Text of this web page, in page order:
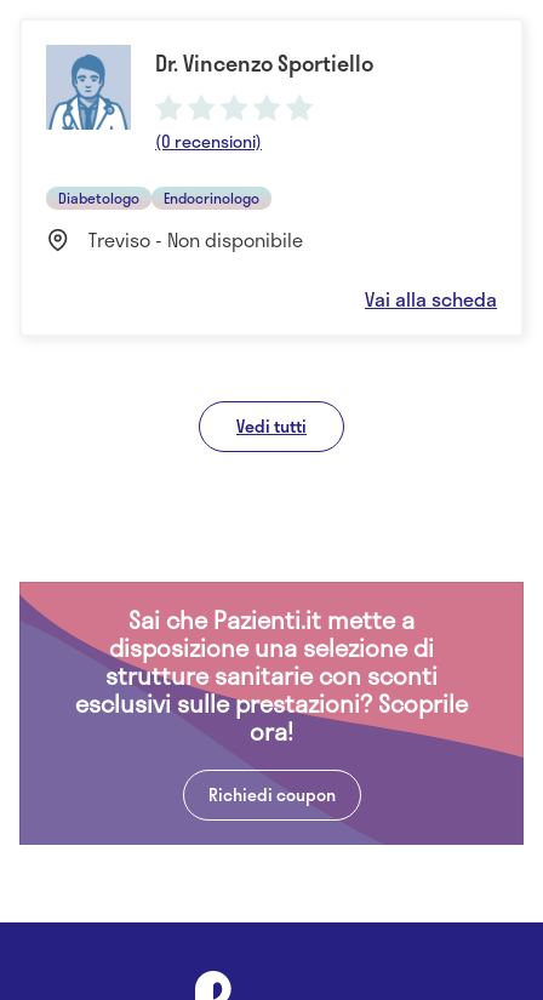
Dr. Vincenzo Sportiello
(0 recensioni)
Diabetologo Endocrinologo
Treviso - Non disponibile
Vai alla scheda
Vedi tutti
Sai che Pazienti.it mette a
disposizione una selezione di
strutture sanitarie con sconti
esclusivi sulle prestazioni? Scoprile
ora!
Richiedi coupon